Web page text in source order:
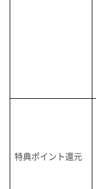
特典ポイント還元